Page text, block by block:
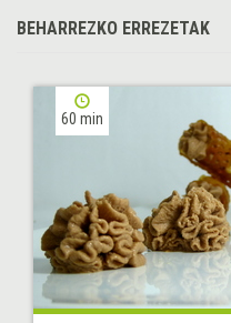
BEHARREZKO ERREZETAK
60 min